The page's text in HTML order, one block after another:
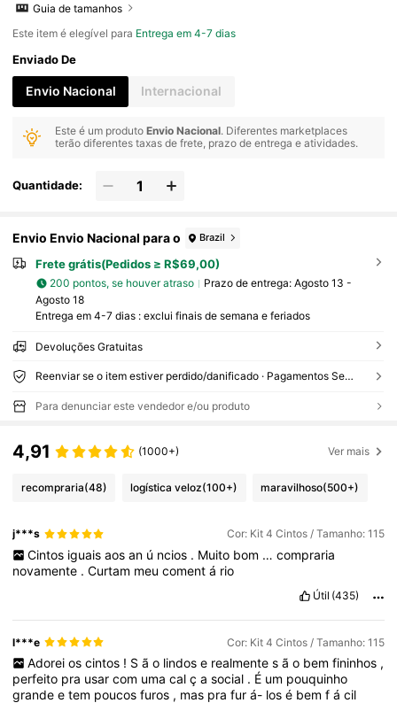
Guia de tamanhos
Este item é elegível para Entrega em 4-7 dias
Enviado De
Envio Nacional Internacional
Este é um produtoEnvio Nacional. Diferentes marketplaces
terão diferentes taxas de frete, prazo de entrega e atividades.
Quantidade:
Envio Envio Nacional para o Brazil
Frete grátis(Pedidos ≥ R$69,00)
200 pontos, se houver atraso Prazo de entrega: Agosto 13 -
Agosto 18
Entrega em 4-7 dias : exclui finais de semana e feriados
Devoluções Gratuitas
Reenviar se o item estiver perdido/danificado · Pagamentos Seguros · Proteção de privacidade
Para denunciar este vendedor e/ou produto
4,91 (1000+) Ver mais
recompraria(48) logística veloz(100+) maravilhoso(500+)
j***s Cor: Kit 4 Cintos / Tamanho: 115
Cintos iguais aos an ú ncios . Muito bom … compraria
novamente .Curtam meucomentá rio
Útil (435)
l***e Cor: Kit 4 Cintos / Tamanho: 115
Adorei os cintos ! S ã o lindos e realmente s ã o bem fininhos ,
perfeito pra usarcom umacalçasocial . É um pouquinho
grandeetem poucosfuros , mas prafurá- losé bemfácil